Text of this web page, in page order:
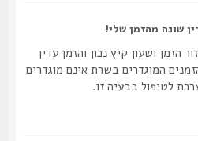
מהזמן שלי!
ושעון קיץ נכון והזמן עדין
המוגדרים בשרת אינם מוגדרים
בבעיה זו.